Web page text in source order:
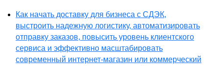
Как начать доставку для бизнеса с СДЭК,
выстроить надежную логистику, автоматизировать
отправку заказов, повысить уровень клиентского
сервиса и эффективно масштабировать
современный интернет-магазин или коммерческий